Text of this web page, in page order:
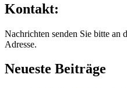
Kontakt:
Nachrichten senden Sie bitte an
Adresse.
Neueste Beiträge